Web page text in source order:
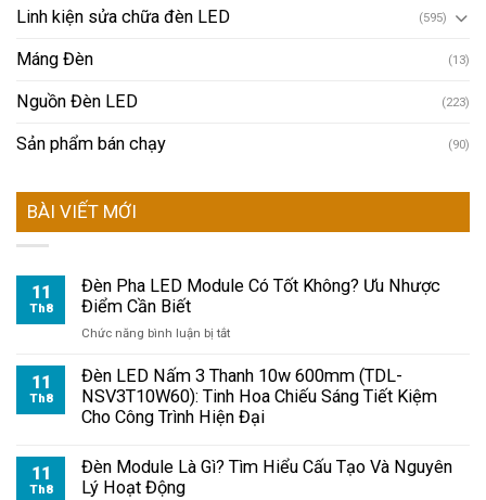
Linh kiện sửa chữa đèn LED (595)
Máng Đèn (13)
Nguồn Đèn LED (223)
Sản phẩm bán chạy (90)
BÀI VIẾT MỚI
11
Th8
Đèn Pha LED Module Có Tốt Không? Ưu Nhược
Điểm Cần Biết
Chức năng bình luận bị tắtở
Pha
LED
Module
Không?
11
Th8
Đèn LED Nấm 3 Thanh 10w 600mm (TDL-
NSV3T10W60): Tinh Hoa Chiếu Sáng Tiết Kiệm
Cho Công Trình Hiện Đại
11
Th8
Đèn Module Là Gì? Tìm Hiểu Cấu Tạo Và Nguyên
Lý Hoạt Động